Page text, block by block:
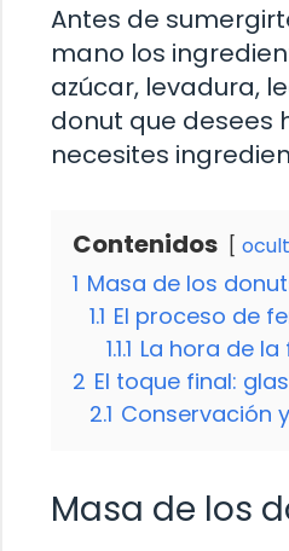
Antes de
mano los
azúcar, levadura,
donut que desees
necesites
Contenidos
1 Masa de los
1.1 El proceso de
1.1.1 La hora de
2 El toque final:
2.1 Conservación
Masa de los